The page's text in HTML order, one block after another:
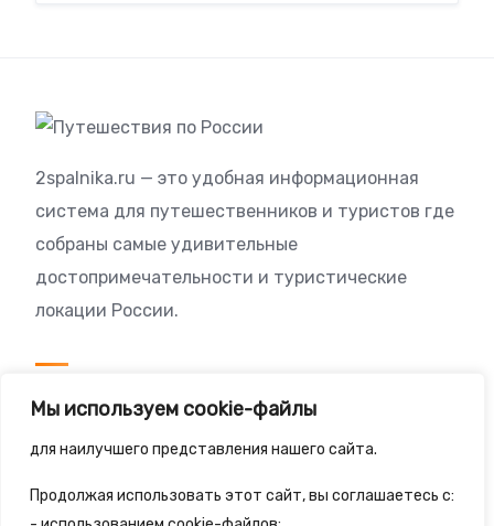
Мы используем cookie-файлы
для наилучшего представления нашего сайта.
Продолжая использовать этот сайт, вы соглашаетесь с:
2spalnika.ru — это удобная информационная
система для путешественников и туристов где
собраны самые удивительные
достопримечательности и туристические
локации России.